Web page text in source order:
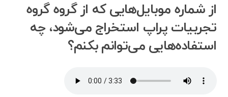
از شماره موبایل‌هایی که از گروه گروه
تجربیات پراپ استخراج می‌شود، چه
استفاده‌هایی می‌توانم بکنم؟